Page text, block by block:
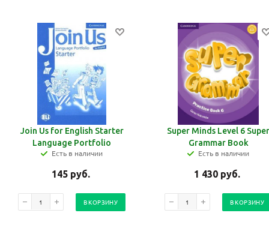
Join Us for English Starter
Language Portfolio
Есть в наличии
145руб.
В КОРЗИНУ
Super Minds Level 6 Super
Grammar Book
Есть в наличии
1 430 руб.
В КОРЗИНУ